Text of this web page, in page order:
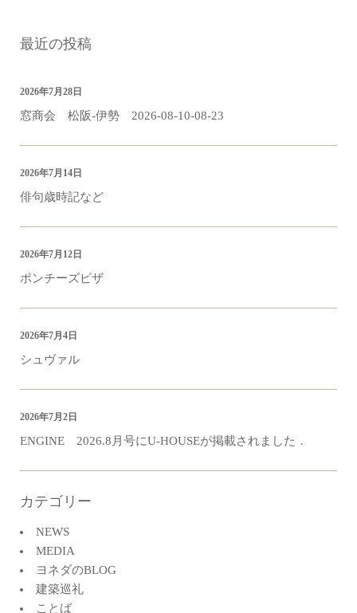
最近の投稿
窓商会 松阪-伊勢 2026-08-10-08-23
2026年7月28日
俳句歳時記など
2026年7月14日
ポンチーズピザ
2026年7月12日
シュヴァル
2026年7月4日
ENGINE 2026.8月号にU-HOUSEが掲載されました．
2026年7月2日
カテゴリー
NEWS
MEDIA
ヨネダのBLOG
建築巡礼
ことば